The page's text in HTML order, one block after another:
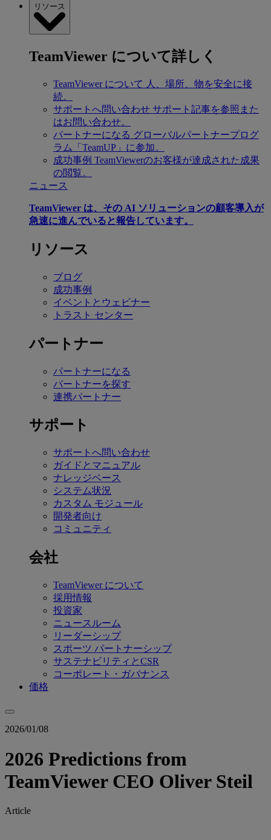
リソース
TeamViewer について詳しく
TeamViewer について 人、場所、物を安全に接
続。
サポートへ問い合わせ サポート記事を参照また
はお問い合わせ。
パートナーになる グローバルパートナープログ
ラム「TeamUP」に参加。
成功事例 TeamViewerのお客様が達成された成果
の閲覧。
ニュース
TeamViewer は、その AI ソリューションの顧客導入が
急速に進んでいると報告しています。
リソース
ブログ
成功事例
イベントとウェビナー
トラスト センター
パートナー
パートナーになる
パートナーを探す
連携パートナー
サポート
サポートへ問い合わせ
ガイドとマニュアル
ナレッジベース
システム状況
カスタム モジュール
開発者向け
コミュニティ
会社
TeamViewer について
採用情報
投資家
ニュースルーム
リーダーシップ
スポーツ パートナーシップ
サステナビリティとCSR
コーポレート・ガバナンス
価格
2026/01/08
2026 Predictions from
TeamViewer CEO Oliver Steil
Article